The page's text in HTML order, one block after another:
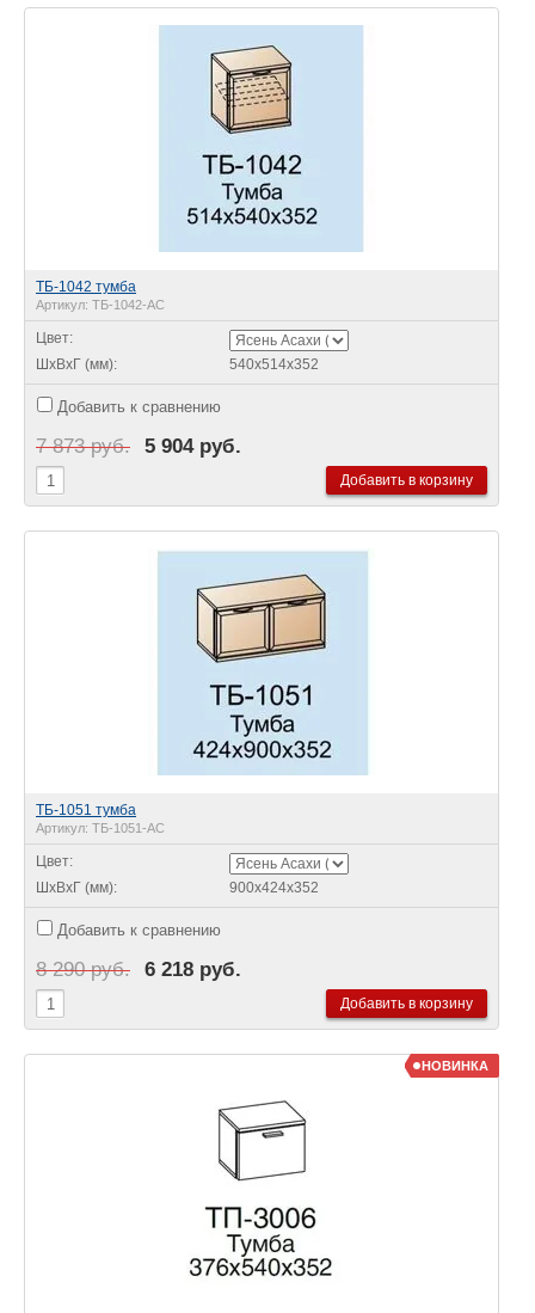
ТБ-1042 тумба
Артикул: ТБ-1042-АС
Цвет:
ШхВхГ (мм):
540х514х352
Добавить к сравнению
7 873 руб. 5 904 руб.
ТБ-1051 тумба
Артикул: ТБ-1051-АС
Цвет:
ШхВхГ (мм):
900х424х352
Добавить к сравнению
8 290 руб. 6 218 руб.
НОВИНКА